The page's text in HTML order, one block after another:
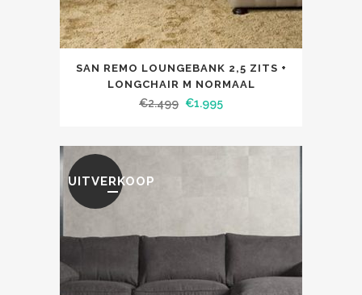
SAN REMO LOUNGEBANK 2,5 ZITS +
LONGCHAIR M NORMAAL
€2.499 €1.995
UITVERKOOP